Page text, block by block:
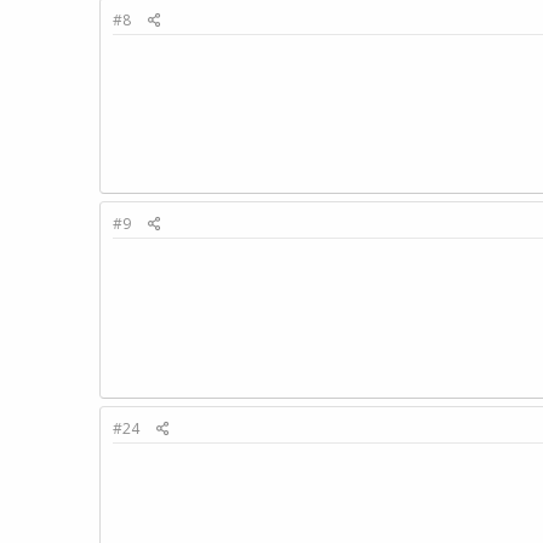
#8
#9
#24